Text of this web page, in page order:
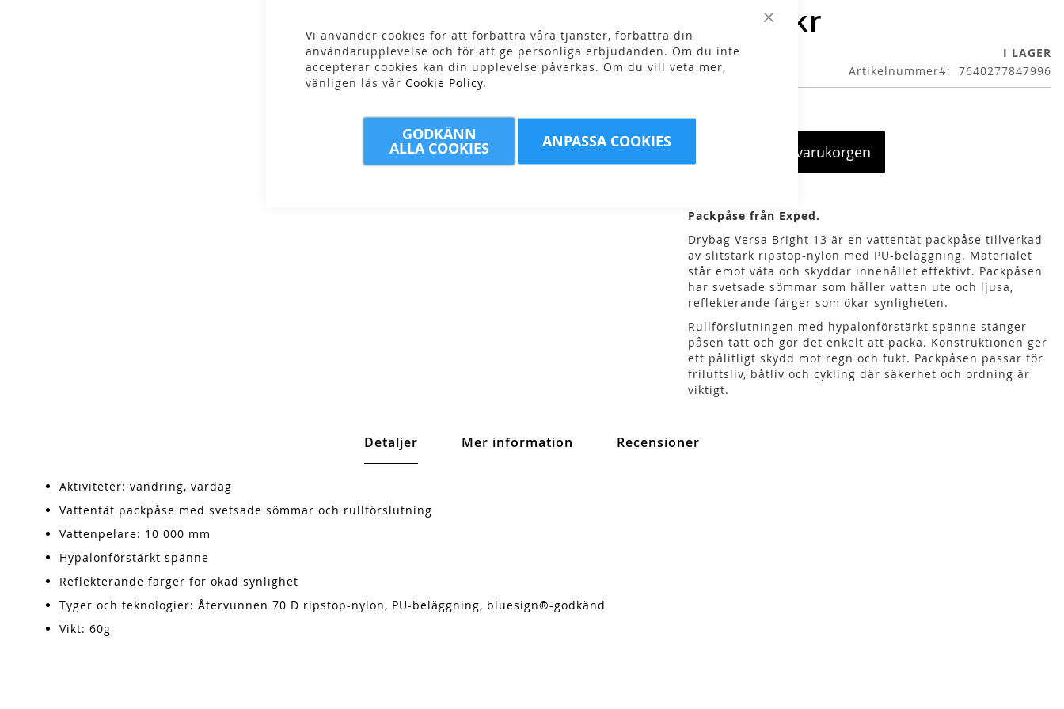
Stäng
Vi använder cookies för att förbättra våra tjänster, förbättra din
användarupplevelse och för att ge personliga erbjudanden. Om du inte
accepterar cookies kan din upplevelse påverkas. Om du vill veta mer,
vänligen läs vår Cookie Policy.
GODKÄNN
ALLA COOKIES ANPASSA COOKIES
199,00 kr
I LAGER
Artikelnummer
7640277847996
Lägg i varukorgen
Packpåse från Exped.
Drybag Versa Bright 13 är en vattentät packpåse tillverkad
av slitstark ripstop-nylon med PU-beläggning. Materialet
står emot väta och skyddar innehållet effektivt. Packpåsen
har svetsade sömmar som håller vatten ute och ljusa,
reflekterande färger som ökar synligheten.
Rullförslutningen med hypalonförstärkt spänne stänger
påsen tätt och gör det enkelt att packa. Konstruktionen ger
ett pålitligt skydd mot regn och fukt. Packpåsen passar för
friluftsliv, båtliv och cykling där säkerhet och ordning är
viktigt.
Detaljer
Aktiviteter: vandring, vardag
Vattentät packpåse med svetsade sömmar och rullförslutning
Vattenpelare: 10 000 mm
Hypalonförstärkt spänne
Reflekterande färger för ökad synlighet
Tyger och teknologier: Återvunnen 70 D ripstop-nylon, PU-beläggning, bluesign®-godkänd
Vikt: 60g
Mer information Recensioner